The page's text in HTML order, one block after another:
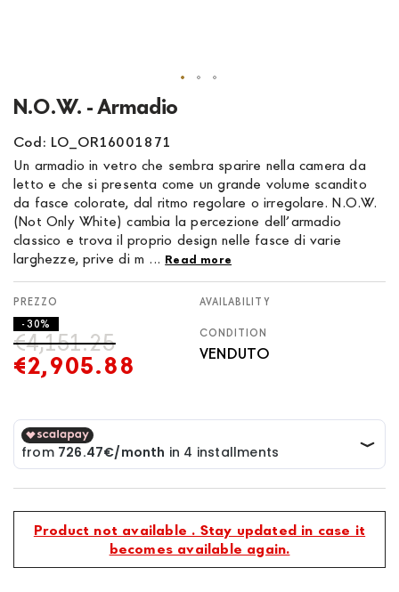
N.O.W. - Armadio
Cod: LO_OR16001871
Un armadio in vetro che sembra sparire nella camera da
letto e che si presenta come un grande volume scandito
da fasce colorate, dal ritmo regolare o irregolare. N.O.W.
(Not Only White) cambia la percezione dell’armadio
classico e trova il proprio design nelle fasce di varie
larghezze, prive di m ... Read more
€2,905.88
€4,151.25
- 30%
AVAILABILITY
CONDITION
VENDUTO
Product not available . Stay updated in case it
becomes available again.
Skip
to
the
beginning
of
the
images
gallery